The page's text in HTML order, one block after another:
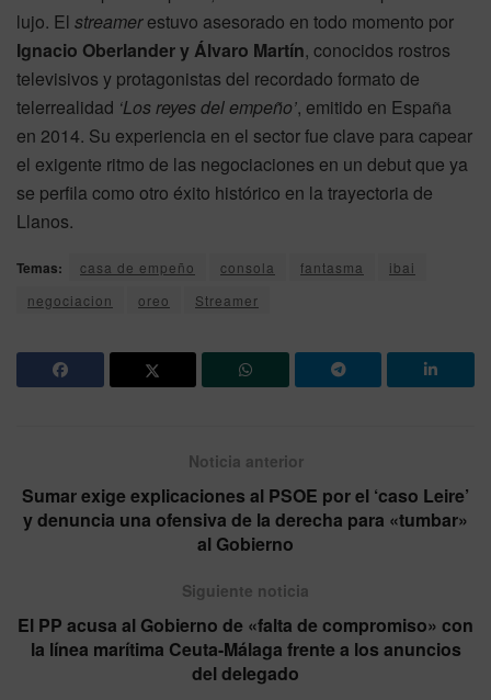
lujo. El streamerestuvo asesorado en todo momento por
Ignacio Oberlander y Álvaro Martín, conocidos rostros
televisivos y protagonistas del recordado formato de
telerrealidad ‘Los reyes del empeño’, emitido en España
en 2014. Su experiencia en el sector fue clave para capear
el exigente ritmo de las negociaciones en un debut que ya
se perfila como otro éxito histórico en la trayectoria de
Llanos.
Temas: casa de empeño consola fantasma
ibai
negociacion
oreo Streamer
Noticia anterior
Sumar exige explicaciones al PSOE por el ‘caso Leire’
y denuncia una ofensiva de la derecha para «tumbar»
al Gobierno
Siguiente noticia
El PP acusa al Gobierno de «falta de compromiso» con
la línea marítima Ceuta-Málaga frente a los anuncios
del delegado